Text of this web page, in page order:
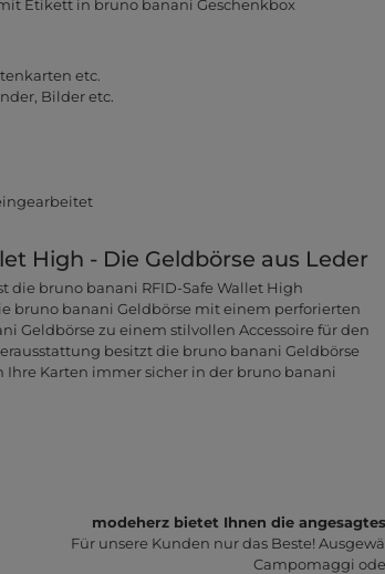
Etikett in bruno banani Geschenkbox
etc.
Bilder etc.
High - Die Geldbörse aus Leder
die bruno banani RFID-Safe Wallet High
bruno banani Geldbörse mit einem perforierten
Geldbörse zu einem stilvollen Accessoire für den
besitzt die bruno banani Geldbörse
Ihre Karten immer sicher in der bruno banani
modeherz bietet Ihnen die
Für unsere Kunden nur das Beste!
Campomaggi